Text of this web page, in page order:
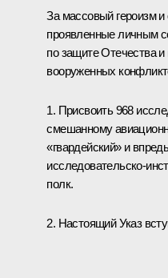
За массовый героизм и
проявленные личным
по защите Отечества и
вооруженных
1. Присвоить 968
смешанному
«гвардейский» и
исследовательско-
полк.
2. Настоящий Указ